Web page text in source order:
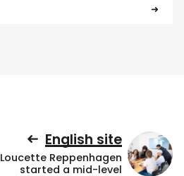
English site
Loucette Reppenhagen
started a mid-level